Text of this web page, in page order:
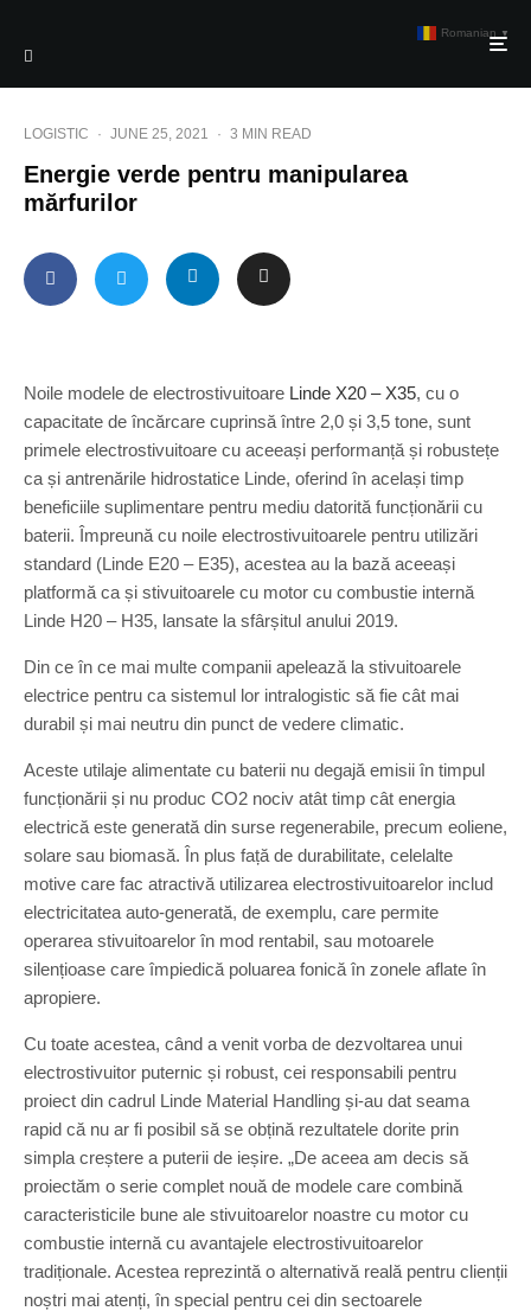
LOGISTIC · JUNE 25, 2021 · 3 MIN READ
Energie verde pentru manipularea
mărfurilor
Noile modele de electrostivuitoare Linde X20 – X35, cu o
capacitate de încărcare cuprinsă între 2,0 și 3,5 tone, sunt
primele electrostivuitoare cu aceeași performanță și robustețe
ca și antrenările hidrostatice Linde, oferind în același timp
beneficiile suplimentare pentru mediu datorită funcționării cu
baterii. Împreună cu noile electrostivuitoarele pentru utilizări
standard (Linde E20 – E35), acestea au la bază aceeași
platformă ca și stivuitoarele cu motor cu combustie internă
Linde H20 – H35, lansate la sfârșitul anului 2019.
Din ce în ce mai multe companii apelează la stivuitoarele
electrice pentru ca sistemul lor intralogistic să fie cât mai
durabil și mai neutru din punct de vedere climatic.
Aceste utilaje alimentate cu baterii nu degajă emisii în timpul
funcționării și nu produc CO2 nociv atât timp cât energia
electrică este generată din surse regenerabile, precum eoliene,
solare sau biomasă. În plus față de durabilitate, celelalte
motive care fac atractivă utilizarea electrostivuitoarelor includ
electricitatea auto-generată, de exemplu, care permite
operarea stivuitoarelor în mod rentabil, sau motoarele
silențioase care împiedică poluarea fonică în zonele aflate în
apropiere.
Cu toate acestea, când a venit vorba de dezvoltarea unui
electrostivuitor puternic și robust, cei responsabili pentru
proiect din cadrul Linde Material Handling și-au dat seama
rapid că nu ar fi posibil să se obțină rezultatele dorite prin
simpla creștere a puterii de ieșire. „De aceea am decis să
proiectăm o serie complet nouă de modele care combină
caracteristicile bune ale stivuitoarelor noastre cu motor cu
combustie internă cu avantajele electrostivuitoarelor
tradiționale. Acestea reprezintă o alternativă reală pentru clienții
noștri mai atenți, în special pentru cei din sectoarele
Romanian ▼